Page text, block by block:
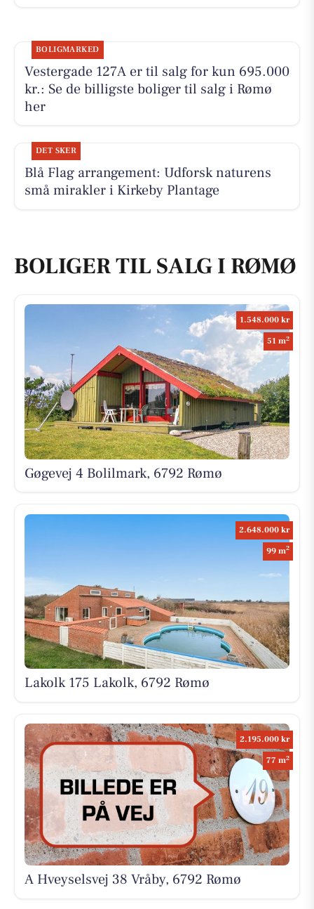
BOLIGMARKED
Vestergade 127A er til salg for kun 695.000
kr.: Se de billigste boliger til salg i Rømø
her
DET SKER
Blå Flag arrangement: Udforsk naturens
små mirakler i Kirkeby Plantage
BOLIGER TIL SALG I RØMØ
1.548.000 kr
51 m2
Gøgevej 4 Bolilmark, 6792 Rømø
2.648.000 kr
99 m2
Lakolk 175 Lakolk, 6792 Rømø
2.195.000 kr
77 m2
A Hveyselsvej 38 Vråby, 6792 Rømø